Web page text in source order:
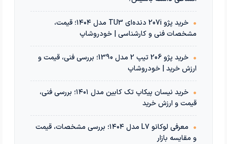
•
خرید پژو 207i دنده‌ای TU3 مدل ۱۴۰۴؛ قیمت،
مشخصات فنی و کارشناسی | خودروشاپ
•
خرید پژو 206 تیپ 2 مدل 1390؛ بررسی فنی، قیمت و
ارزش خرید | خودروشاپ
•
خرید نیسان پیکاپ تک کابین مدل ۱۴۰۱؛ بررسی فنی،
قیمت و ارزش خرید
•
معرفی لوکانو L7 مدل ۱۴۰۴؛ بررسی مشخصات، قیمت
و مقایسه بازار